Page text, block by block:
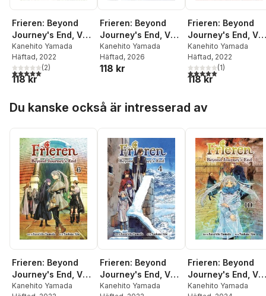
Frieren: Beyond
Journey's End, Vol.
1
Kanehito Yamada
Häftad, 2022
5,0utav 5 stjärnor. Totalt antal röster:
(2)
118 kr
Frieren: Beyond
Journey's End, Vol.
14
Kanehito Yamada
Häftad, 2026
118 kr
Frieren: Beyond
Journey's End,
2
Kanehito Yamada
Häftad, 2022
5,0utav 5 stjärnor.
(1)
118 kr
Du kanske också är intresserad av
Frieren: Beyond
Journey's End, Vol.
6
Kanehito Yamada
Frieren: Beyond
Journey's End, Vol.
4
Kanehito Yamada
Frieren: Beyond
Journey's End,
10
Kanehito Yamada